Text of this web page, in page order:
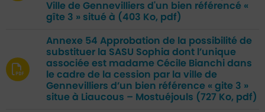
Ville de Gennevilliers d'un bien référencé «
gîte 3 » situé à (403 Ko, pdf)
Annexe 54 Approbation de la possibilité de
substituer la SASU Sophia dont l’unique
associée est madame Cécile Bianchi dans
le cadre de la cession par la ville de
Gennevilliers d’un bien référence « gite 3 »
situe à Liaucous – Mostuéjouls (727 Ko, pdf)